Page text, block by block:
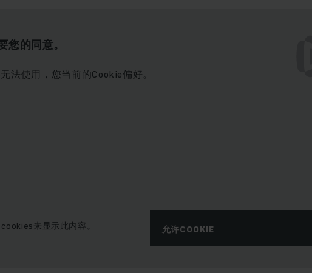
您的同意。
法使用，您当前的Cookie偏好。
来显示此内容。 允许COOKIE